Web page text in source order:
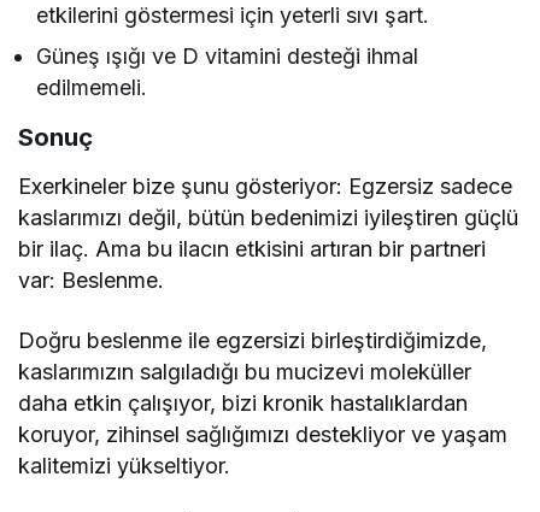
etkilerini göstermesi için yeterli sıvı şart.
Güneş ışığı ve D vitamini desteği ihmal
edilmemeli.
Sonuç
Exerkineler bize şunu gösteriyor: Egzersiz sadece
kaslarımızı değil, bütün bedenimizi iyileştiren güçlü
bir ilaç. Ama bu ilacın etkisini artıran bir partneri
var: Beslenme.
Doğru beslenme ile egzersizi birleştirdiğimizde,
kaslarımızın salgıladığı bu mucizevi moleküller
daha etkin çalışıyor, bizi kronik hastalıklardan
koruyor, zihinsel sağlığımızı destekliyor ve yaşam
kalitemizi yükseltiyor.